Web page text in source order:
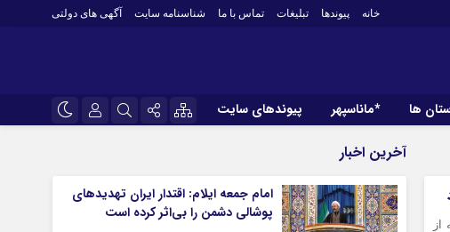
خانه پیوندها تبلیغات تماس با ما شناسنامه سایت آگهی های دولتی
ها *ماناسپهر پیوندهای سایت
سروش رمز عبور
و انرژی
باشگاه پرسپولیس
باشگاه استقلال
از
آخرین اخبار
امام جمعه ایلام: اقتدار ایران تهدیدهای
پوشالی دشمن را بی‌اثر کرده است